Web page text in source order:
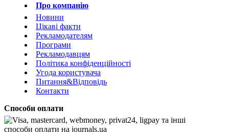
Про компанію
Новини
Цікаві факти
Рекламодателям
Програми
Рекламодавцям
Політика конфіденційності
Угода користувача
Питання&Відповідь
Контакти
Способи оплати